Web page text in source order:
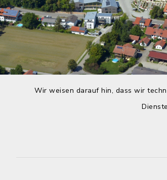
Wir weisen darauf hin, dass wir